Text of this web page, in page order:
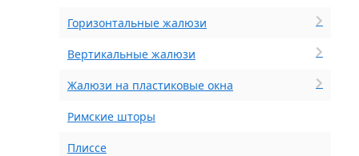
Горизонтальные жалюзи
Вертикальные жалюзи
Жалюзи на пластиковые окна
Римские шторы
Плиссе